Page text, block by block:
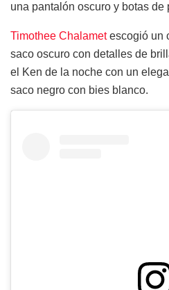
una pantalón oscuro y botas de
Timothee Chalametescogió un
saco oscuro con detalles de
el Ken de la noche con un
saco negro con bies blanco.